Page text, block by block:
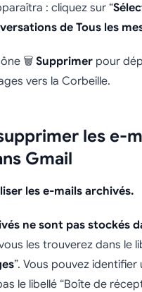
: cliquez sur “
de Tous les
🗑️ Supprimer pour
vers la Corbeille.
les e-
Gmail
les e-mails archivés.
ne sont pas stockés
les trouverez dans le
”. Vous pouvez identifier
le libellé “Boîte de